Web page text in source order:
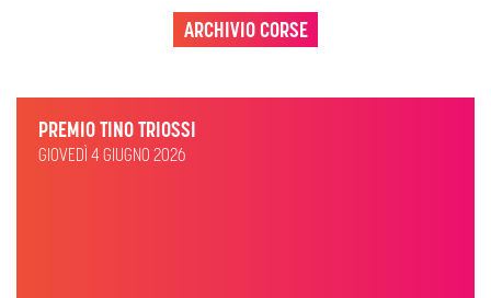
ARCHIVIO CORSE
PREMIO TINO TRIOSSI
GIOVEDÌ 4 GIUGNO 2026